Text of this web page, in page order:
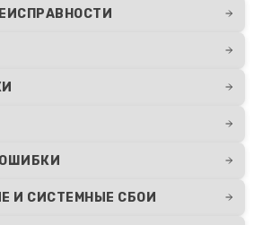
820 руб.
видеокарты
И СИСТЕМНЫЕ СБОИ